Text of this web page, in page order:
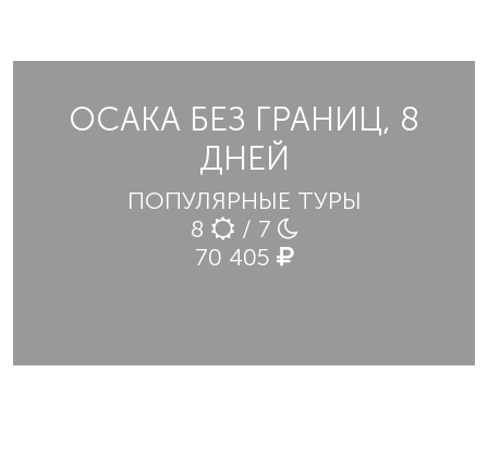
ОСАКА БЕЗ ГРАНИЦ, 8
ДНЕЙ
ПОПУЛЯРНЫЕ ТУРЫ
8
/ 7
70 405